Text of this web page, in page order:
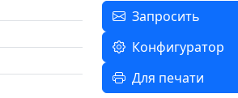
Запросить
Конфигуратор
Для печати